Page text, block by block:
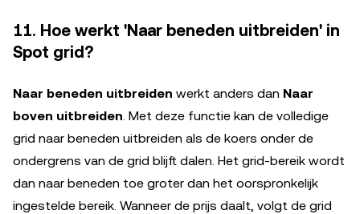
11. Hoe werkt 'Naar beneden uitbreiden' in
Spot grid?
Naar beneden uitbreiden werkt anders dan Naar
boven uitbreiden. Met deze functie kan de volledige
grid naar beneden uitbreiden als de koers onder de
ondergrens van de grid blijft dalen. Het grid-bereik wordt
dan naar beneden toe groter dan het oorspronkelijk
ingestelde bereik. Wanneer de prijs daalt, volgt de grid